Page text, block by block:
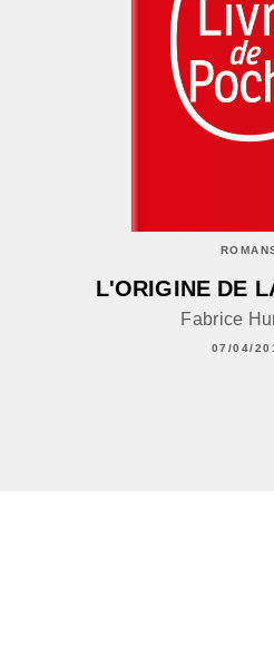
L'ORIGINE DE
Fabrice
07/04/